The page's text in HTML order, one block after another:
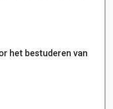
het bestuderen van